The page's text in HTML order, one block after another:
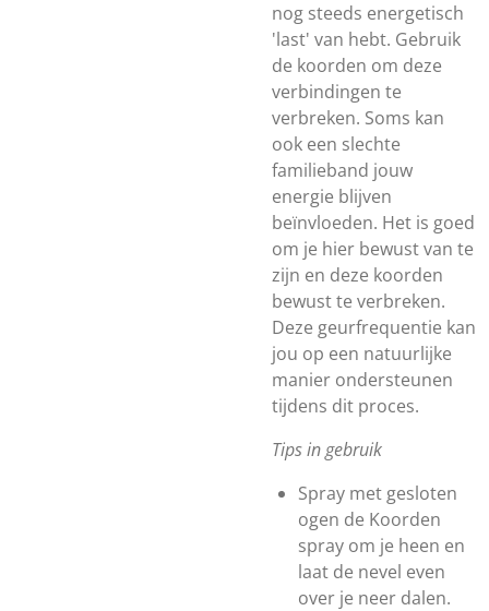
nog steeds energetisch
'last' van hebt. Gebruik
de koorden om deze
verbindingen te
verbreken. Soms kan
ook een slechte
familieband jouw
energie blijven
beïnvloeden. Het is goed
om je hier bewust van te
zijn en deze koorden
bewust te verbreken.
Deze geurfrequentie kan
jou op een natuurlijke
manier ondersteunen
tijdens dit proces.
Tips in gebruik
Spray met gesloten
ogen de Koorden
spray om je heen en
laat de nevel even
over je neer dalen.